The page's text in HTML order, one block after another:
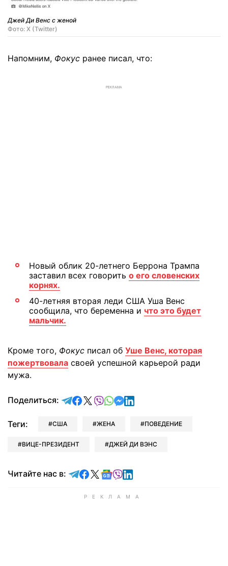
Джей Ди Венс с женой
Фото: X (Twitter)
Напомним, Фокус ранее писал, что:
РЕКЛАМА
Новый облик 20-летнего Беррона Трампа
заставил всех говорить о его словенских
корнях.
40-летняя вторая леди США Уша Венс
сообщила, что беременна и что это будет
мальчик.
Кроме того, Фокус писал об Уше Венс, которая
пожертвовала своей успешной карьерой ради
мужа.
Поделиться: отправить в Telegram
поделиться в Facebook
поделиться в X
отправить в Viber
отправить в Whatsapp
отправить в Messenger
отправить в LinkedIn
Теги: США ЖЕНА ПОВЕДЕНИЕ
ВИЦЕ-ПРЕЗИДЕНТ ДЖЕЙ ДИ ВЭНС
Читайте нас в: Читайте в Telegram
Читайте в Facebook
Читайте в X
Читайте в Google news
Читайте в Viber
Читайте в LinkedIn